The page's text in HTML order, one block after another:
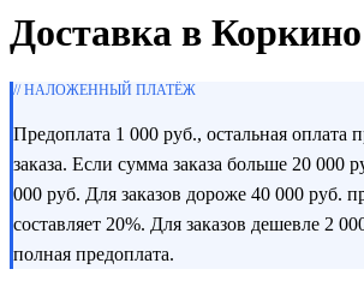
Доставка в Коркино
// НАЛОЖЕННЫЙ ПЛАТЁЖ
Предоплата 1 000 руб., остальная оплата
заказа. Если сумма заказа больше 20 000
000 руб. Для заказов дороже 40 000 руб.
составляет 20%. Для заказов дешевле 2
полная предоплата.